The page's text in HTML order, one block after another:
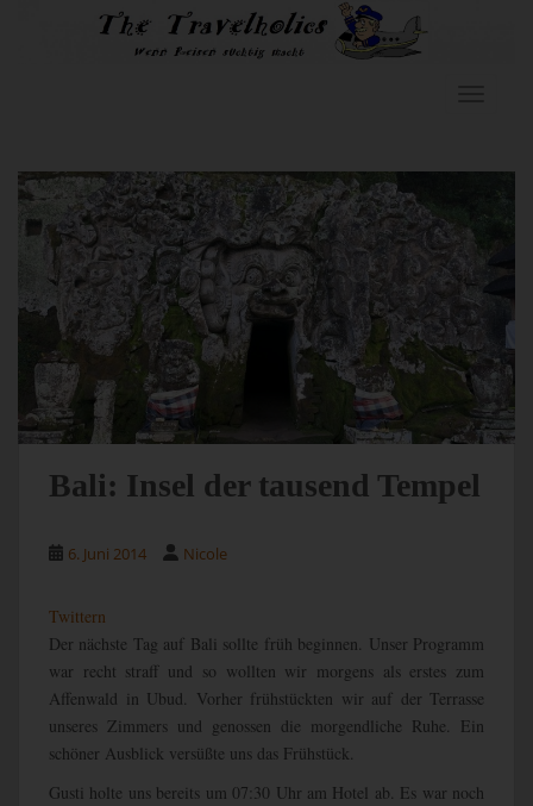
Skip to main content
Bali: Insel der tausend Tempel
6. Juni 2014 Nicole
Twittern
Der nächste Tag auf Bali sollte früh beginnen. Unser Programm
war recht straff und so wollten wir morgens als erstes zum
Affenwald in Ubud. Vorher frühstückten wir auf der Terrasse
unseres Zimmers und genossen die morgendliche Ruhe. Ein
schöner Ausblick versüßte uns das Frühstück.
Gusti holte uns bereits um 07:30 Uhr am Hotel ab. Es war noch